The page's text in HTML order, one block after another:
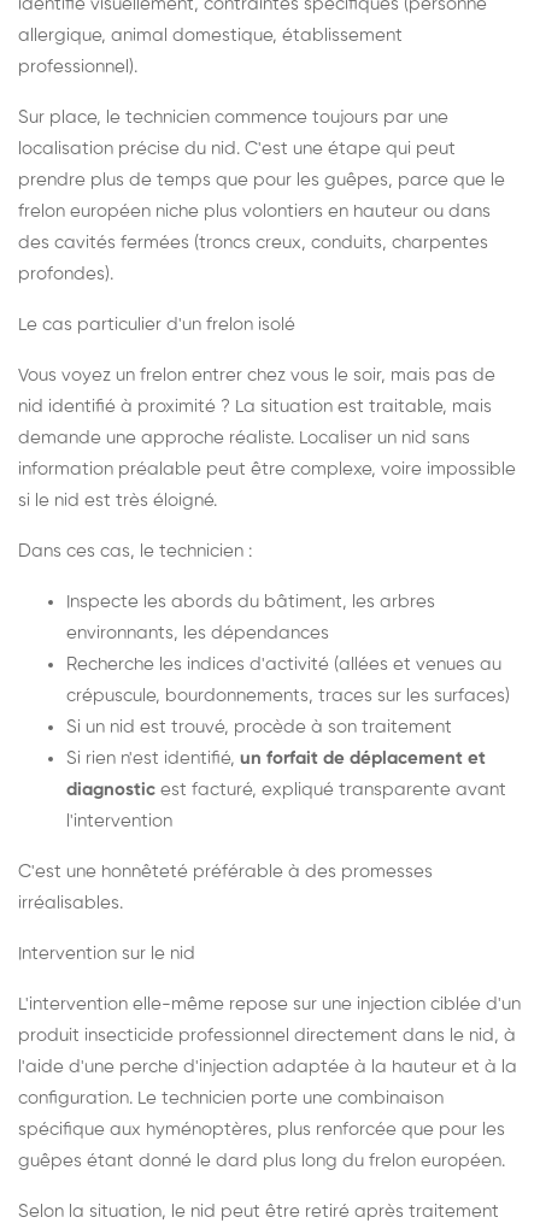
identifié visuellement, contraintes spécifiques (personne
allergique, animal domestique, établissement
professionnel).
Sur place, le technicien commence toujours par une
localisation précise du nid. C'est une étape qui peut
prendre plus de temps que pour les guêpes, parce que le
frelon européen niche plus volontiers en hauteur ou dans
des cavités fermées (troncs creux, conduits, charpentes
profondes).
Le cas particulier d'un frelon isolé
Vous voyez un frelon entrer chez vous le soir, mais pas de
nid identifié à proximité ? La situation est traitable, mais
demande une approche réaliste. Localiser un nid sans
information préalable peut être complexe, voire impossible
si le nid est très éloigné.
Dans ces cas, le technicien :
Inspecte les abords du bâtiment, les arbres
environnants, les dépendances
Recherche les indices d'activité (allées et venues au
crépuscule, bourdonnements, traces sur les surfaces)
Si un nid est trouvé, procède à son traitement
Si rien n'est identifié, un forfait de déplacement et
diagnostic est facturé, expliqué transparente avant
l'intervention
C'est une honnêteté préférable à des promesses
irréalisables.
Intervention sur le nid
L'intervention elle-même repose sur une injection ciblée d'un
produit insecticide professionnel directement dans le nid, à
l'aide d'une perche d'injection adaptée à la hauteur et à la
configuration. Le technicien porte une combinaison
spécifique aux hyménoptères, plus renforcée que pour les
guêpes étant donné le dard plus long du frelon européen.
Selon la situation, le nid peut être retiré après traitement